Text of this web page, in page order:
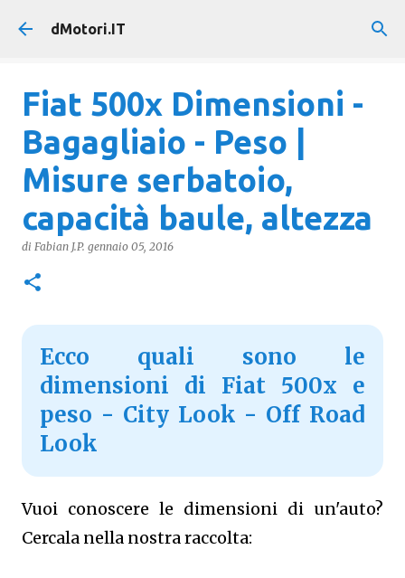
Passa ai contenuti principali
dMotori.IT
Fiat 500x Dimensioni -
Bagagliaio - Peso |
Misure serbatoio,
capacità baule, altezza
di Fabian J.P. gennaio 05, 2016
Ecco quali sono le
dimensioni di Fiat 500x e
peso - City Look - Off Road
Look
Vuoi conoscere le dimensioni di un'auto?
Cercala nella nostra raccolta: